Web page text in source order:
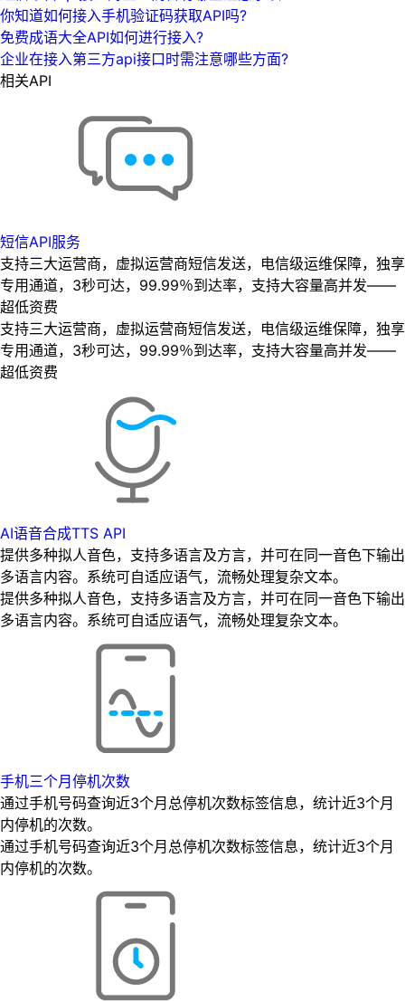
你知道如何接入手机验证码获取API吗?
免费成语大全API如何进行接入?
企业在接入第三方api接口时需注意哪些方面?
相关API
短信API服务
支持三大运营商，虚拟运营商短信发送，电信级运维保障，独享
专用通道，3秒可达，99.99％到达率，支持大容量高并发——
超低资费
支持三大运营商，虚拟运营商短信发送，电信级运维保障，独享
专用通道，3秒可达，99.99％到达率，支持大容量高并发——
超低资费
AI语音合成TTS API
提供多种拟人音色，支持多语言及方言，并可在同一音色下输出
多语言内容。系统可自适应语气，流畅处理复杂文本。
提供多种拟人音色，支持多语言及方言，并可在同一音色下输出
多语言内容。系统可自适应语气，流畅处理复杂文本。
手机三个月停机次数
通过手机号码查询近3个月总停机次数标签信息，统计近3个月
内停机的次数。
通过手机号码查询近3个月总停机次数标签信息，统计近3个月
内停机的次数。